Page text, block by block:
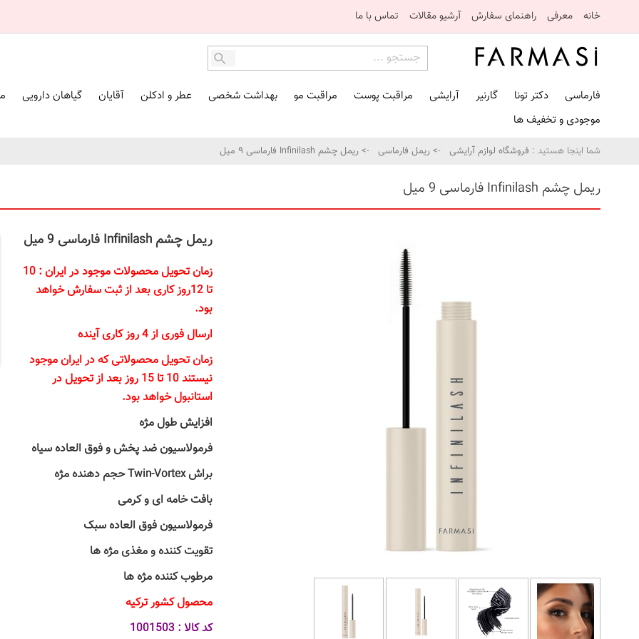
خانه معرفی راهنمای سفارش آرشیو مقالات تماس با ما
فارماسی دکتر تونا گارنیر آرایشی مراقبت پوست مراقبت مو بهداشت شخصی عطر و ادکلن آقایان گیاهان دارویی
موجودی و تخفیف ها
شما اینجا هستید : فروشگاه لوازم آرایشی -> ریمل فارماسی -> ریمل چشم Infinilash فارماسی ۹ میل
ریمل چشم Infinilash فارماسی 9 میل
ریمل چشم Infinilash فارماسی 9 میل
زمان تحویل محصولات موجود در ایران : 10
تا 12روز کاری بعد از ثبت سفارش خواهد
بود.
ارسال فوری از 4 روز کاری آینده
زمان تحویل محصولاتی که در ایران موجود
نیستند 10 تا 15 روز بعد از تحویل در
استانبول خواهد بود.
افزایش طول مژه
فرمولاسیون ضد پخش و فوق العاده سیاه
براشTwin-Vortexحجم دهنده مژه
بافت خامه ای و کرمی
فرمولاسیون فوق العاده سبک
تقویت کننده و مغذی مژه ها
مرطوب کننده مژه ها
محصول کشور ترکیه
کد کالا : 1001503